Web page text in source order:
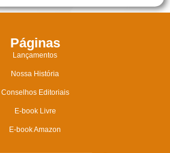
Páginas
Lançamentos
Nossa História
Conselhos Editoriais
E-book Livre
E-book Amazon